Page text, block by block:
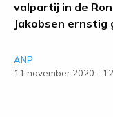
valpartij in de
Jakobsen
ANP
11 november 2020 -